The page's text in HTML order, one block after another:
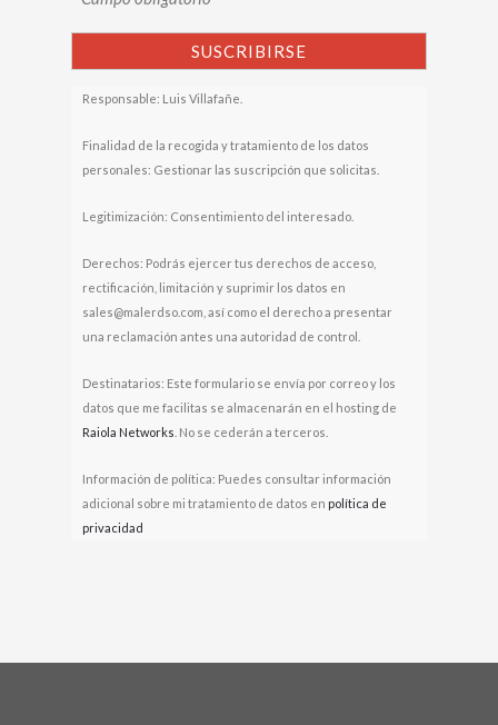
Responsable: Luis Villafañe.
Finalidad de la recogida y tratamiento de los datos
personales: Gestionar las suscripción que solicitas.
Legitimización: Consentimiento del interesado.
Derechos: Podrás ejercer tus derechos de acceso,
rectificación, limitación y suprimir los datos en
sales@malerdso.com, así como el derecho a presentar
una reclamación antes una autoridad de control.
Destinatarios: Este formulario se envía por correo y los
datos que me facilitas se almacenarán en el hosting de
Raiola Networks . No se cederán a terceros.
Información de política: Puedes consultar información
adicional sobre mi tratamiento de datos en política de
privacidad